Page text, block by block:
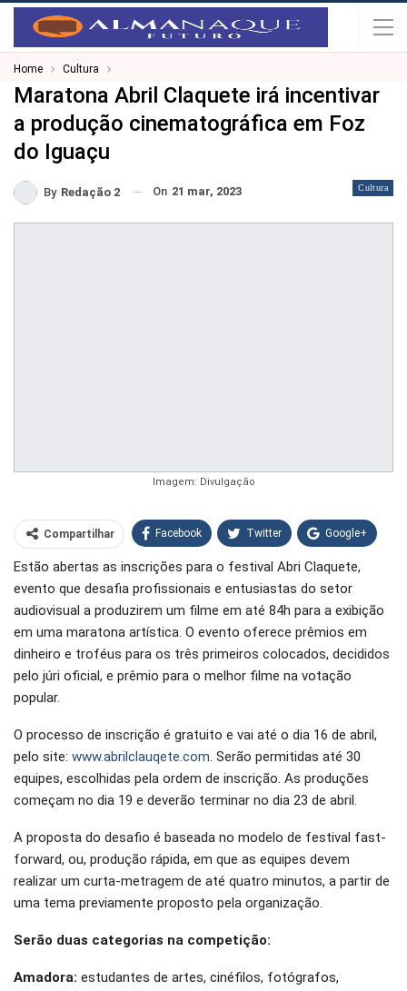
Home Cultura
Maratona Abril Claquete irá incentivar
a produção cinematográfica em Foz
do Iguaçu
Cultura
By Redação 2 On 21 mar, 2023
Imagem: Divulgação
Compartilhar Facebook Twitter Google+
WhatsApp Pinterest
Estão abertas as inscrições para o festival Abri Claquete,
evento que desafia profissionais e entusiastas do setor
audiovisual a produzirem um filme em até 84h para a exibição
em uma maratona artística. O evento oferece prêmios em
dinheiro e troféus para os três primeiros colocados, decididos
pelo júri oficial, e prêmio para o melhor filme na votação
popular.
O processo de inscrição é gratuito e vai até o dia 16 de abril,
pelo site: www.abrilclauqete.com. Serão permitidas até 30
equipes, escolhidas pela ordem de inscrição. As produções
começam no dia 19 e deverão terminar no dia 23 de abril.
A proposta do desafio é baseada no modelo de festival fast-
forward, ou, produção rápida, em que as equipes devem
realizar um curta-metragem de até quatro minutos, a partir de
uma tema previamente proposto pela organização.
Serão duas categorias na competição:
Amadora: estudantes de artes, cinéfilos, fotógrafos,